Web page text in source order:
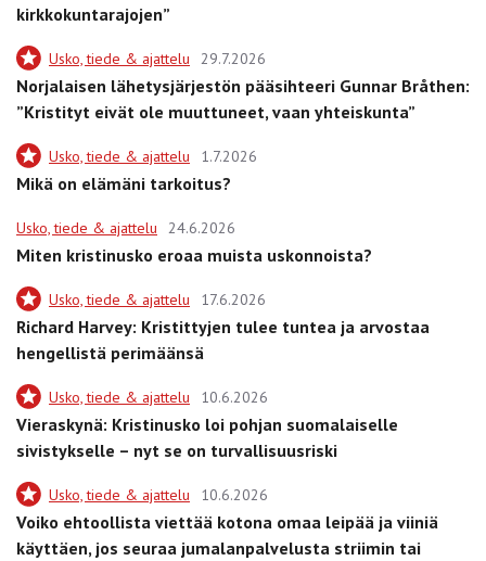
kirkkokuntarajojen”
Usko, tiede & ajattelu 29.7.2026
Norjalaisen lähetysjärjestön pääsihteeri Gunnar Bråthen:
”Kristityt eivät ole muuttuneet, vaan yhteiskunta”
Usko, tiede & ajattelu 1.7.2026
Mikä on elämäni tarkoitus?
Usko, tiede & ajattelu 24.6.2026
Miten kristinusko eroaa muista uskonnoista?
Usko, tiede & ajattelu 17.6.2026
Richard Harvey: Kristittyjen tulee tuntea ja arvostaa
hengellistä perimäänsä
Usko, tiede & ajattelu 10.6.2026
Vieraskynä: Kristinusko loi pohjan suomalaiselle
sivistykselle – nyt se on turvallisuusriski
Usko, tiede & ajattelu 10.6.2026
Voiko ehtoollista viettää kotona omaa leipää ja viiniä
käyttäen, jos seuraa jumalanpalvelusta striimin tai